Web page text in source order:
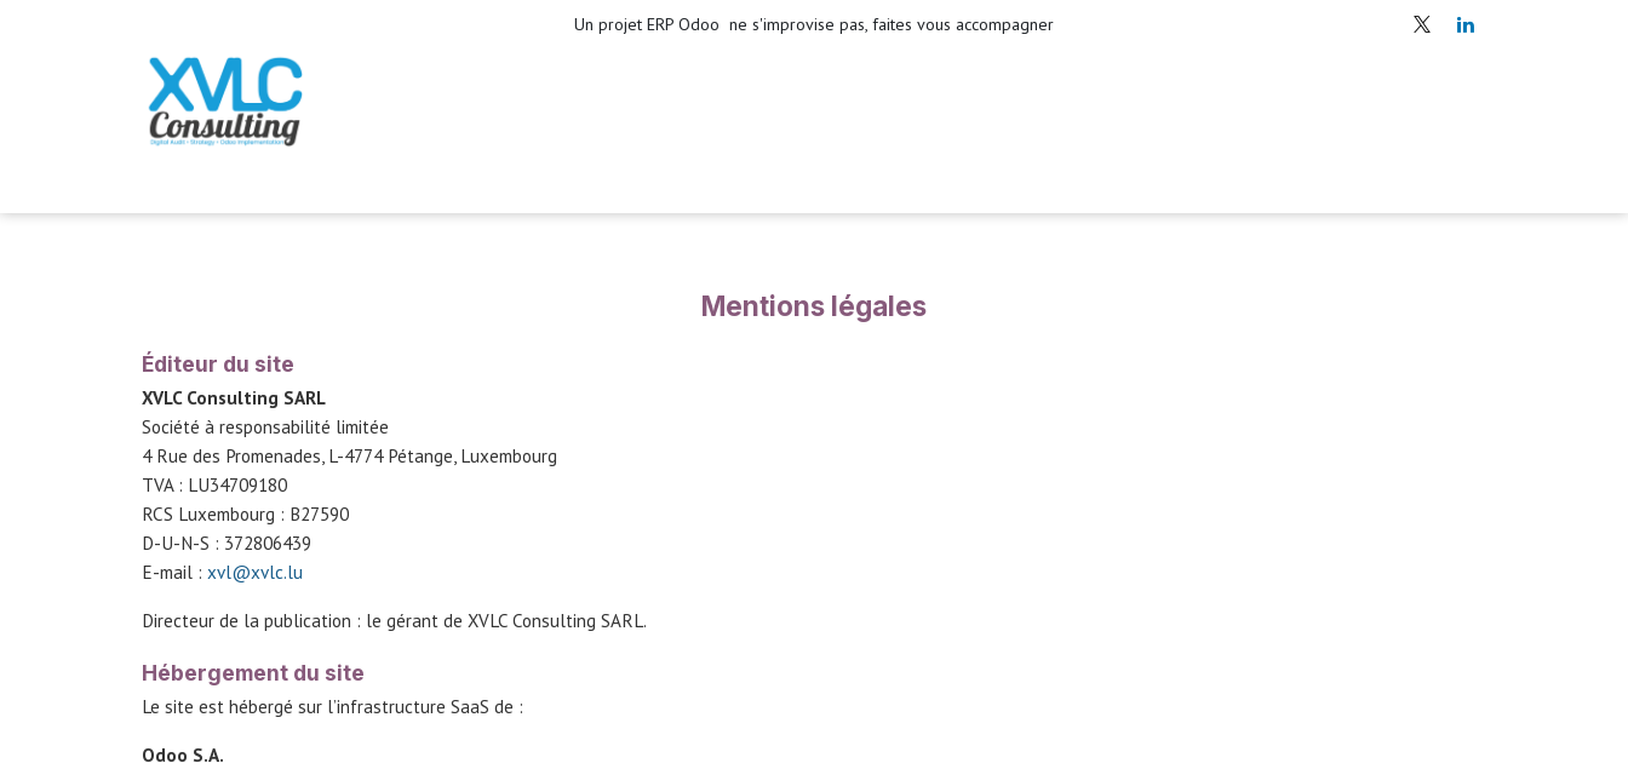
Un projet ERP Odoo ne s'improvise pas, faites vous accompagner
Mentions légales
Éditeur du site
XVLC Consulting SARL
Société à responsabilité limitée
4 Rue des Promenades, L-4774 Pétange, Luxembourg
TVA : LU34709180
RCS Luxembourg : B27590
D-U-N-S : 372806439
E-mail : xvl@xvlc.lu
Directeur de la publication : le gérant de XVLC Consulting SARL.
Hébergement du site
Le site est hébergé sur l’infrastructure SaaS de :
Odoo S.A.